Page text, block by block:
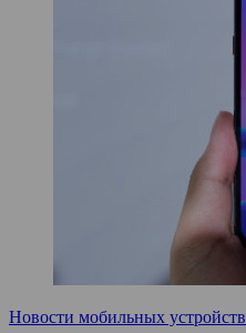
Новости мобильных устройств